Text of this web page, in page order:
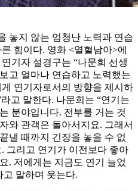
놓지 않는 엄청난 노력과 연습
힘이다. 영화 <열혈남아>에
기자 설경구는 “나문희 선생
고 얼마나 연습하고 노력했는
연기자로서의 방향을 제시하
고 말한다. 나문희는 “연기는
분야입니다. 전부를 거는 것
와 관객은 돌아서지요. 그래서
낼 때까지 긴장을 놓을 수 없
그리고 연기가 이전보다 좋아
. 저에게는 지금도 연기 늘었
고 말하며 웃는다.